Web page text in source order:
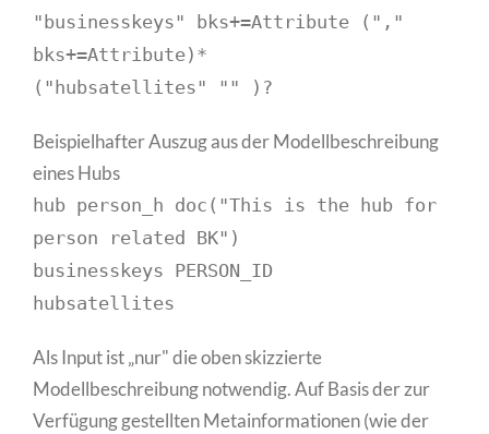
"businesskeys" bks+=Attribute (","
bks+=Attribute)*
("hubsatellites" "" )?
Beispielhafter Auszug aus der Modellbeschreibung
eines Hubs
hub person_h doc("This is the hub for
person related BK")
businesskeys PERSON_ID
hubsatellites
Als Input ist „nur" die oben skizzierte
Modellbeschreibung notwendig. Auf Basis der zur
Verfügung gestellten Metainformationen (wie der